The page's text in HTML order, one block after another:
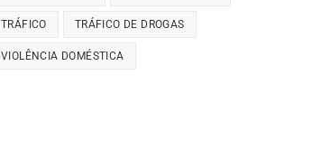
TRÁFICO TRÁFICO DE DROGAS
VIOLÊNCIA DOMÉSTICA